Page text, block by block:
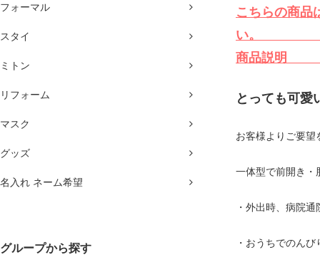
フォーマル
スタイ
ミトン
リフォーム
マスク
グッズ
名入れ ネーム希望
グループから探す
こちらの商品
い
商
とっても可
お客様よりご要望
一体型で前開き・
・外出時、病院
・おうちでのん